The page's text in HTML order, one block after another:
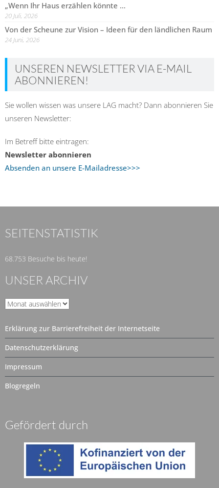
„Wenn Ihr Haus erzählen könnte …
20 Juli, 2026
Von der Scheune zur Vision – Ideen für den ländlichen Raum
24 Juni, 2026
UNSEREN NEWSLETTER VIA E-MAIL
ABONNIEREN!
Sie wollen wissen was unsere LAG macht? Dann abonnieren Sie
unseren Newsletter:
Im Betreff bitte eintragen:
Newsletter abonnieren
Absenden an unsere E-Mailadresse>>>
SEITENSTATISTIK
68.753 Besuche bis heute!
UNSER ARCHIV
Unser
Erklärung zur Barrierefreiheit der Internetseite
Datenschutzerklärung
Impressum
Blogregeln
Gefördert durch